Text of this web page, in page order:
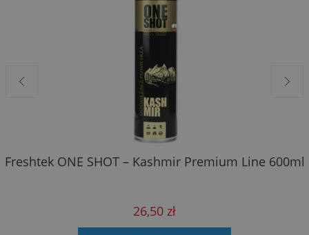
Freshtek ONE SHOT – Kashmir Premium Line 600ml
26,50 zł